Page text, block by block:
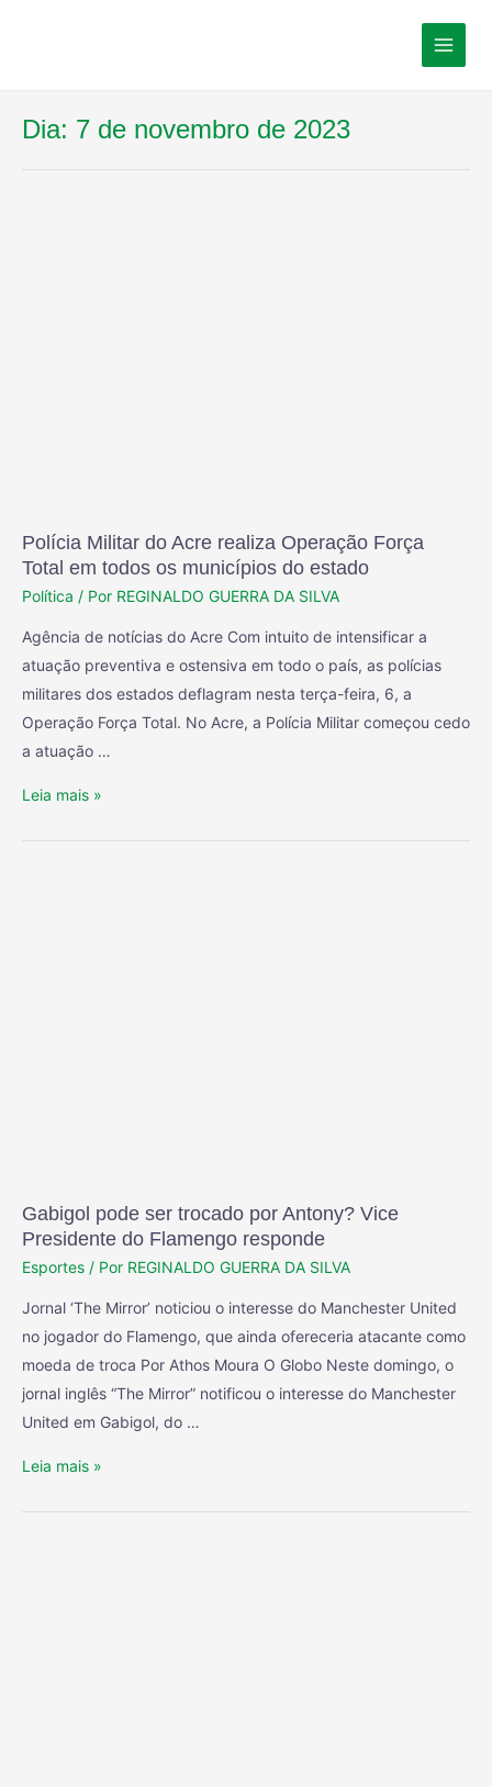
Dia: 7 de novembro de 2023
Polícia Militar do Acre realiza Operação Força
Total em todos os municípios do estado
Política / Por REGINALDO GUERRA DA SILVA
Agência de notícias do Acre Com intuito de intensificar a
atuação preventiva e ostensiva em todo o país, as polícias
militares dos estados deflagram nesta terça-feira, 6, a
Operação Força Total. No Acre, a Polícia Militar começou cedo
a atuação …
Leia mais »
Gabigol pode ser trocado por Antony? Vice
Presidente do Flamengo responde
Esportes / Por REGINALDO GUERRA DA SILVA
Jornal ‘The Mirror’ noticiou o interesse do Manchester United
no jogador do Flamengo, que ainda ofereceria atacante como
moeda de troca Por Athos Moura O Globo Neste domingo, o
jornal inglês “The Mirror” notificou o interesse do Manchester
United em Gabigol, do …
Leia mais »